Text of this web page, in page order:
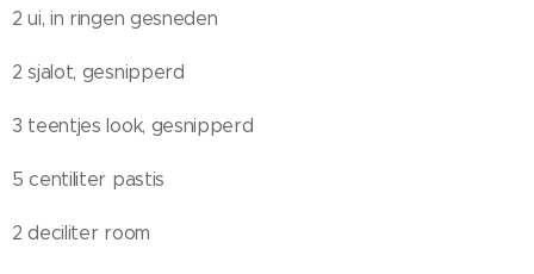
2 ui, in ringen gesneden
2 sjalot, gesnipperd
3 teentjes look, gesnipperd
5 centiliter pastis
2 deciliter room